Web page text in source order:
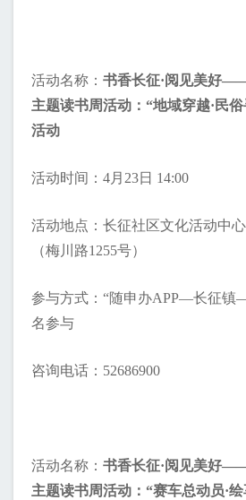
活动名称： 书香长征·阅见美好
主题读书周活动：“地域穿越·民
活动
活动时间：4月23日 14:00
活动地点：长征社区文化活动中
（梅川路1255号）
参与方式：“随申办APP—长征镇
名参与
咨询电话：52686900
活动名称： 书香长征·阅见美好
主题读书周活动：“赛车总动员·